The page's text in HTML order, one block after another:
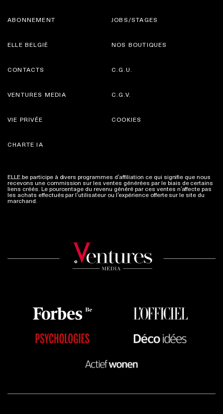
ABONNEMENT
ELLE BELGIË
JOBS/STAGES
NOS BOUTIQUES
CONTACTS
VENTURES MEDIA
C.G.U.
C.G.V.
VIE PRIVÉE
CHARTE IA
COOKIES
ELLE.be participe à divers programmes d’affiliation ce qui signifie que nous
recevons une commission sur les ventes générées par le biais de certains
liens créés. Le pourcentage du revenu généré par ces ventes n’affecte pas
les achats effectués par l’utilisateur ou l’expérience offerte sur le site du
marchand. Plus d'infos